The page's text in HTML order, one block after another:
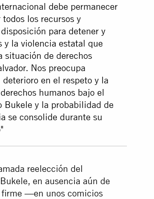
debe permanecer
los recursos y
para detener y
y la violencia estatal que
situación de derechos
Nos preocupa
en el respeto y la
humanos bajo el
Bukele y la probabilidad de
se consolide durante su
reelección del
en ausencia aún de
firme —en unos comicios